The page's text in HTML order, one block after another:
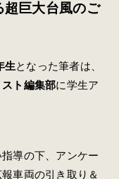
超巨大台風のご
生となった筆者は、
ト編集部に学生ア
導の下、アンケー
車両の引き取り＆